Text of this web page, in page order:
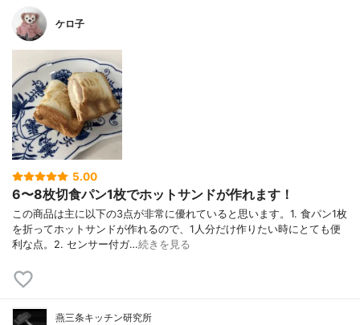
ケロ子
5.00
6〜8枚切食パン1枚でホットサンドが作れます！
この商品は主に以下の3点が非常に優れていると思います。1. 食パン1枚
を折ってホットサンドが作れるので、1人分だけ作りたい時にとても便
利な点。2. センサー付ガ…続きを見る
燕三条キッチン研究所